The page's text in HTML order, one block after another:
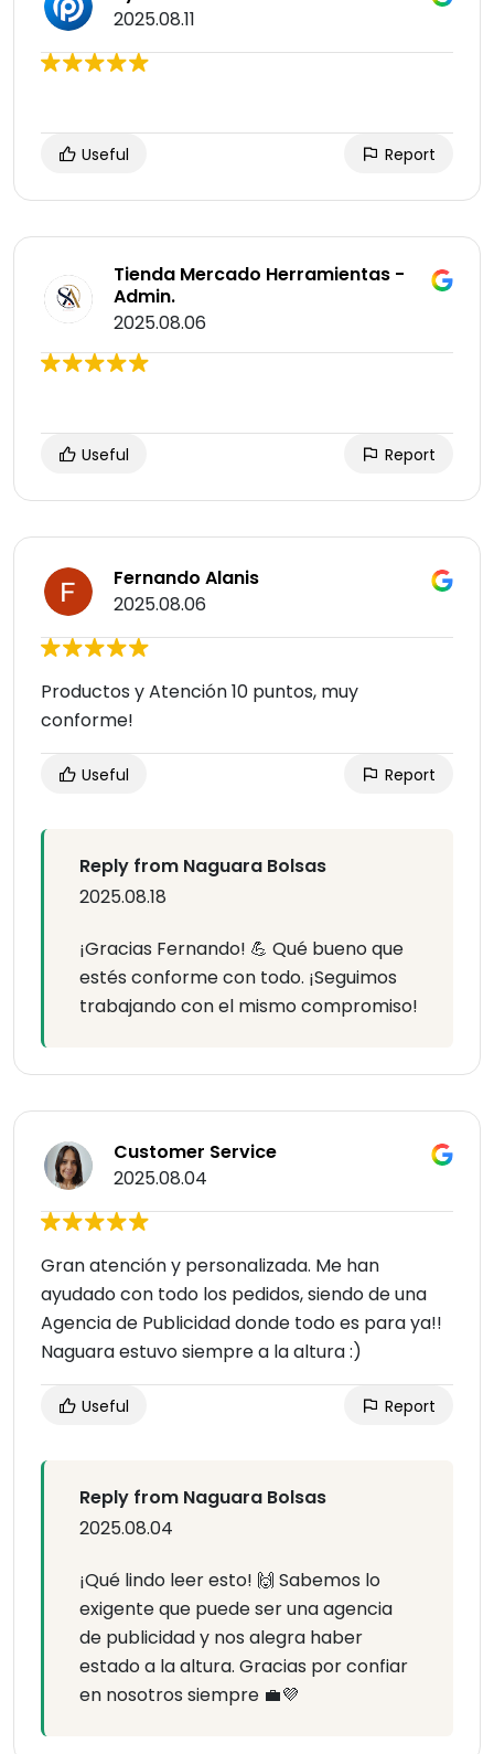
2025.08.11
Useful Report
Tienda Mercado Herramientas -
Admin.
2025.08.06
Useful Report
Fernando Alanis
2025.08.06
Productos y Atención 10 puntos, muy
conforme!
Useful Report
Reply from Naguara Bolsas
2025.08.18
¡Gracias Fernando! 💪 Qué bueno que
estés conforme con todo. ¡Seguimos
trabajando con el mismo compromiso!
Customer Service
2025.08.04
Gran atención y personalizada. Me han
ayudado con todo los pedidos, siendo de una
Agencia de Publicidad donde todo es para ya!!
Naguara estuvo siempre a la altura :)
Useful Report
Reply from Naguara Bolsas
2025.08.04
¡Qué lindo leer esto! 🙌 Sabemos lo
exigente que puede ser una agencia
de publicidad y nos alegra haber
estado a la altura. Gracias por confiar
en nosotros siempre 💼💜